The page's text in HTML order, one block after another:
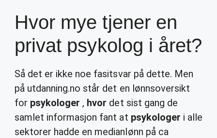
Hvor mye tjener en
privat psykolog i året?
Så det er ikke noe fasitsvar på dette. Men
på utdanning.no står det en lønnsoversikt
for psykologer , hvor det sist gang de
samlet informasjon fant at psykologer i alle
sektorer hadde en medianlønn på ca